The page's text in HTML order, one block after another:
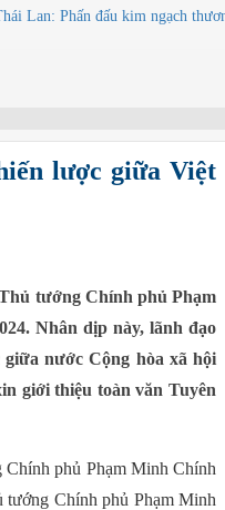
đấu kim ngạch thương mại
lược giữa Việt
tướng Chính phủ Phạm
Nhân dịp này, lãnh đạo
nước Cộng hòa xã hội
giới thiệu toàn văn Tuyên
phủ Phạm Minh Chính
tướng Chính phủ Phạm Minh